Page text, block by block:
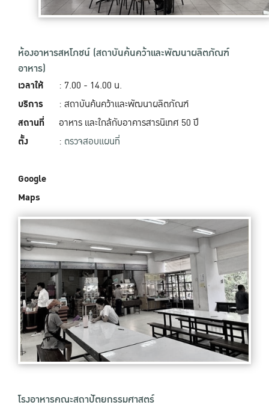
ห้องอาหารสหโภชน์ (สถาบันค้นคว้าและพัฒนาผลิตภัณฑ์
อาหาร)
เวลาให้
บริการ
สถานที่
ตั้ง
Google
Maps
: 7.00 - 14.00 น.
: สถาบันค้นคว้าและพัฒนาผลิตภัณฑ์
อาหาร และใกล้กับอาคารสารนิเทศ 50 ปี
: ตรวจสอบแผนที่
โรงอาหารคณะสถาปัตยกรรมศาสตร์